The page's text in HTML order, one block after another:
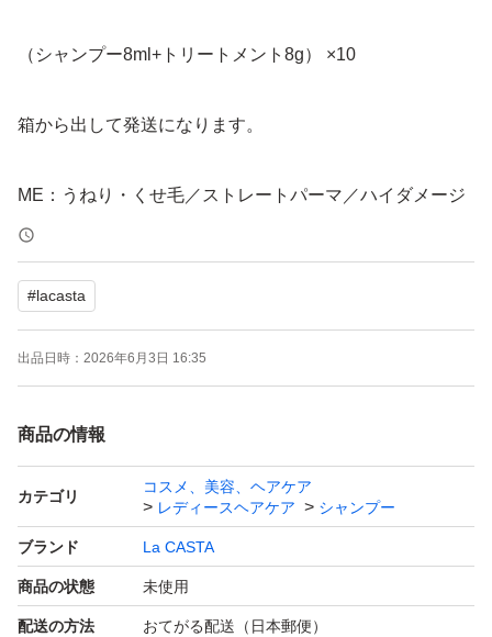
（シャンプー8ml+トリートメント8g） ×10
箱から出して発送になります。
ME：うねり・くせ毛／ストレートパーマ／ハイダメージ
毛／太毛・硬毛／毛量が多い
なめらかな手触りの毛先までまとまる美しい髪へ
JC：カラーヘア/カラーダメージ毛
輝くツヤとなめらかな質感、カラーが映える美しい髪へ
RE：エイジングによるダメージ毛／頭皮環境の変化
エイジングサインにアプローチ、つややかで美しい髪
#lacasta
出品日時： 2026年6月3日 16:35
商品の情報
カテゴリ
コスメ、美容、ヘアケア
レディースヘアケア
シャンプー
ブランド La CASTA
商品の状態 未使用
配送の方法 おてがる配送（日本郵便）